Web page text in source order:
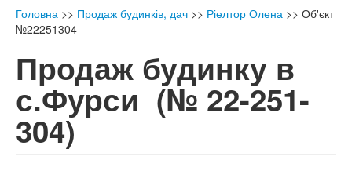
Головна >> Продаж будинків, дач >> Ріелтор Олена >> Об'єкт
№22251304
Продаж будинку в
с.Фурси (№ 22-251-
304)